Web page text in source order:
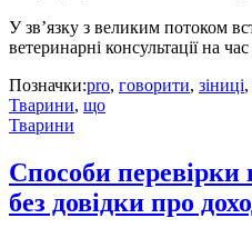
У зв’язку з великим потоком
ветеринарні консультації на
Позначки:pro, говорити, зіниці,
Тварини, що
Тварини
Способи перевірки
без довідки про